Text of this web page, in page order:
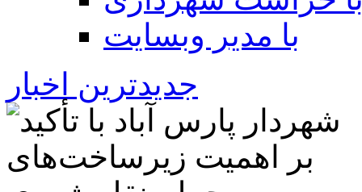
با مدیر وبسایت
جدیدترین اخبار